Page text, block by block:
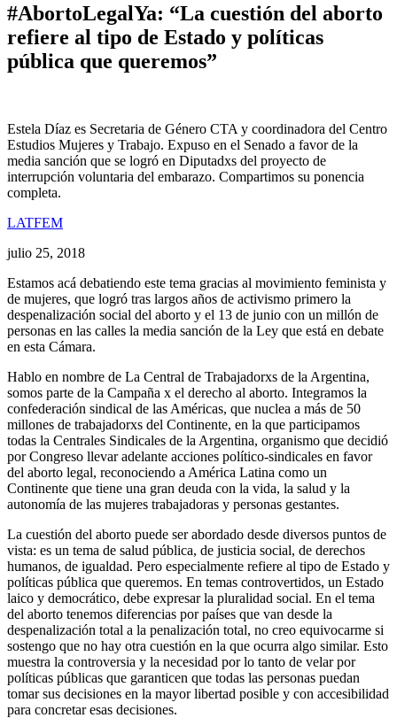
#AbortoLegalYa: “La cuestión del aborto
refiere al tipo de Estado y políticas
pública que queremos”
Estela Díaz es Secretaria de Género CTA y coordinadora del Centro
Estudios Mujeres y Trabajo. Expuso en el Senado a favor de la
media sanción que se logró en Diputadxs del proyecto de
interrupción voluntaria del embarazo. Compartimos su ponencia
completa.
LATFEM
julio 25, 2018
Estamos acá debatiendo este tema gracias al movimiento feminista y
de mujeres, que logró tras largos años de activismo primero la
despenalización social del aborto y el 13 de junio con un millón de
personas en las calles la media sanción de la Ley que está en debate
en esta Cámara.
Hablo en nombre de La Central de Trabajadorxs de la Argentina,
somos parte de la Campaña x el derecho al aborto. Integramos la
confederación sindical de las Américas, que nuclea a más de 50
millones de trabajadorxs del Continente, en la que participamos
todas la Centrales Sindicales de la Argentina, organismo que decidió
por Congreso llevar adelante acciones político-sindicales en favor
del aborto legal, reconociendo a América Latina como un
Continente que tiene una gran deuda con la vida, la salud y la
autonomía de las mujeres trabajadoras y personas gestantes.
La cuestión del aborto puede ser abordado desde diversos puntos de
vista: es un tema de salud pública, de justicia social, de derechos
humanos, de igualdad. Pero especialmente refiere al tipo de Estado y
políticas pública que queremos. En temas controvertidos, un Estado
laico y democrático, debe expresar la pluralidad social. En el tema
del aborto tenemos diferencias por países que van desde la
despenalización total a la penalización total, no creo equivocarme si
sostengo que no hay otra cuestión en la que ocurra algo similar. Esto
muestra la controversia y la necesidad por lo tanto de velar por
políticas públicas que garanticen que todas las personas puedan
tomar sus decisiones en la mayor libertad posible y con accesibilidad
para concretar esas decisiones.